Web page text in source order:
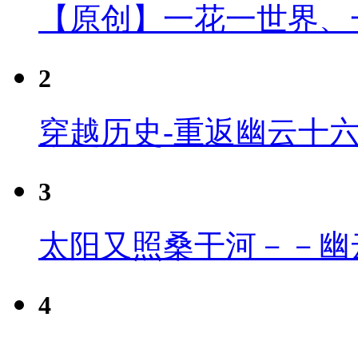
【原创】一花一世界
2
穿越历史-重返幽云十
3
太阳又照桑干河－－
4